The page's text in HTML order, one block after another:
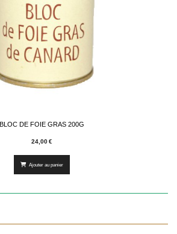
BLOC DE FOIE GRAS 200G
24,00€
Ajouter au panier